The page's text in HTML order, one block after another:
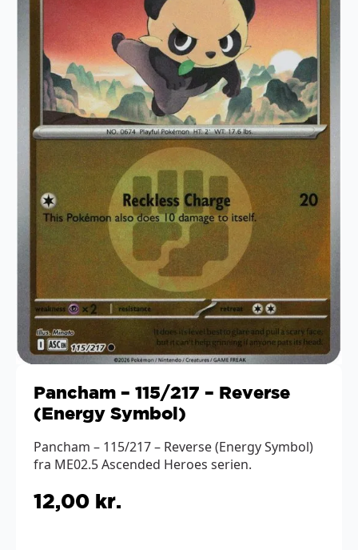
Pancham – 115/217 – Reverse
(Energy Symbol)
Pancham – 115/217 – Reverse (Energy Symbol)
fra ME02.5 Ascended Heroes serien.
12,00 kr.